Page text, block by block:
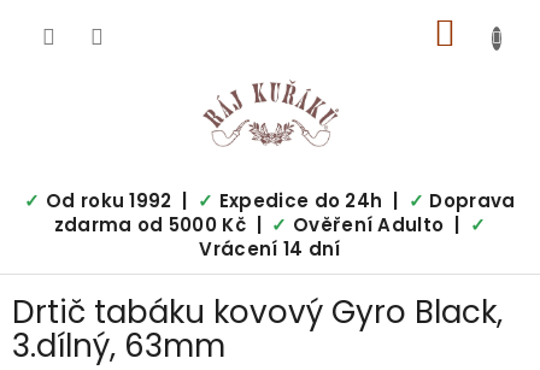
KOŠÍK
✓ Od roku 1992 | ✓ Expedice do 24h | ✓ Doprava
zdarma od 5000 Kč | ✓ Ověření Adulto |
✓
Vrácení 14 dní
Drtič tabáku kovový Gyro Black,
3.dílný, 63mm